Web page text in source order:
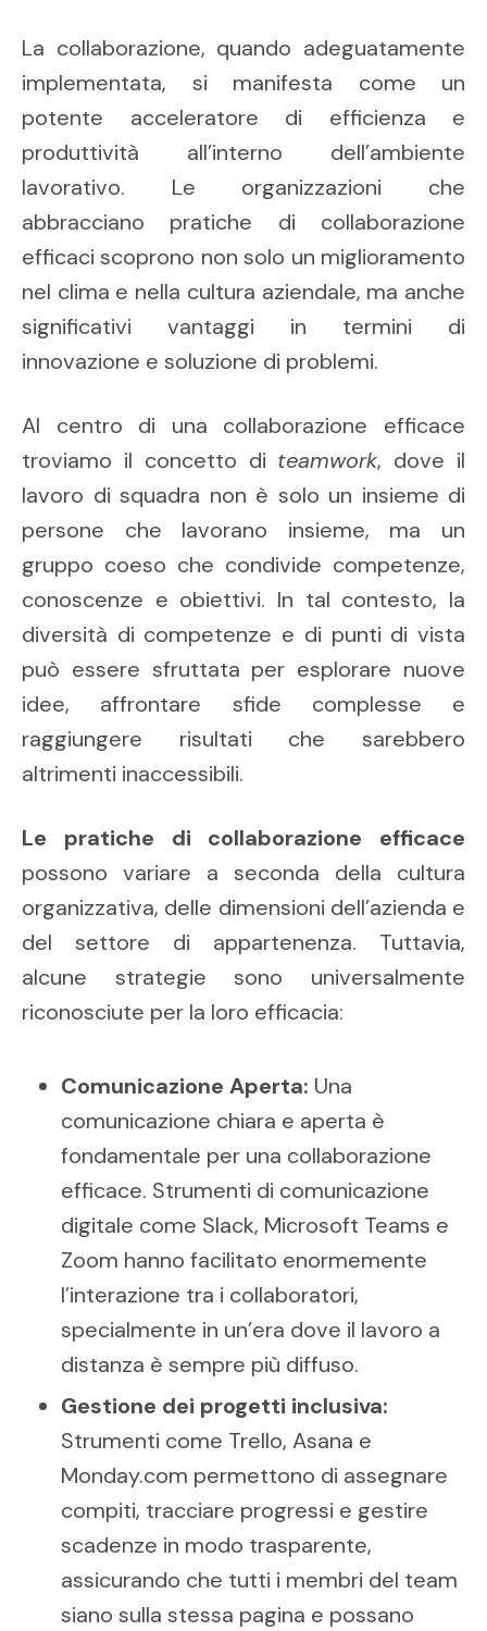
La collaborazione, quando adeguatamente
implementata, si manifesta come un
potente acceleratore di efficienza e
produttività all’interno dell’ambiente
lavorativo. Le organizzazioni che
abbracciano pratiche di collaborazione
efficaci scoprono non solo un miglioramento
nel clima e nella cultura aziendale, ma anche
significativi vantaggi in termini di
innovazione e soluzione di problemi.
Al centro di una collaborazione efficace
troviamo il concetto di teamwork, dove il
lavoro di squadra non è solo un insieme di
persone che lavorano insieme, ma un
gruppo coeso che condivide competenze,
conoscenze e obiettivi. In tal contesto, la
diversità di competenze e di punti di vista
può essere sfruttata per esplorare nuove
idee, affrontare sfide complesse e
raggiungere risultati che sarebbero
altrimenti inaccessibili.
Le pratiche di collaborazione efficace
possono variare a seconda della cultura
organizzativa, delle dimensioni dell’azienda e
del settore di appartenenza. Tuttavia,
alcune strategie sono universalmente
riconosciute per la loro efficacia:
Comunicazione Aperta: Una
comunicazione chiara e aperta è
fondamentale per una collaborazione
efficace. Strumenti di comunicazione
digitale come Slack, Microsoft Teams e
Zoom hanno facilitato enormemente
l’interazione tra i collaboratori,
specialmente in un’era dove il lavoro a
distanza è sempre più diffuso.
Gestione dei progetti inclusiva:
Strumenti come Trello, Asana e
Monday.com permettono di assegnare
compiti, tracciare progressi e gestire
scadenze in modo trasparente,
assicurando che tutti i membri del team
siano sulla stessa pagina e possano